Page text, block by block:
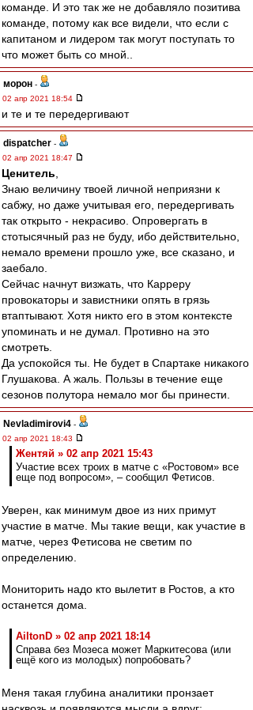
команде. И это так же не добавляло позитива
команде, потому как все видели, что если с
капитаном и лидером так могут поступать то
что может быть со мной..
морон -
02 апр 2021 18:54
и те и те передергивают
dispatcher -
02 апр 2021 18:47
Ценитель
Знаю величину твоей личной неприязни к
сабжу, но даже учитывая его, передергивать
так открыто - некрасиво. Опровергать в
стотысячный раз не буду, ибо действительно,
немало времени прошло уже, все сказано, и
заебало.
Сейчас начнут визжать, что Карреру
провокаторы и завистники опять в грязь
втаптывают. Хотя никто его в этом контексте
упоминать и не думал. Противно на это
смотреть.
Да успокойся ты. Не будет в Спартаке никакого
Глушакова. А жаль. Пользы в течение еще
сезонов полутора немало мог бы принести.
Nevladimirovi4 -
02 апр 2021 18:43
Жентяй » 02 апр 2021 15:43
Участие всех троих в матче с «Ростовом» все
еще под вопросом», – сообщил Фетисов.
Уверен, как минимум двое из них примут
участие в матче. Мы такие вещи, как участие в
матче, через Фетисова не светим по
определению.
Мониторить надо кто вылетит в Ростов, а кто
останется дома.
AiltonD » 02 апр 2021 18:14
Справа без Мозеса может Маркитесова (или
ещё кого из молодых) попробовать?
Меня такая глубина аналитики пронзает